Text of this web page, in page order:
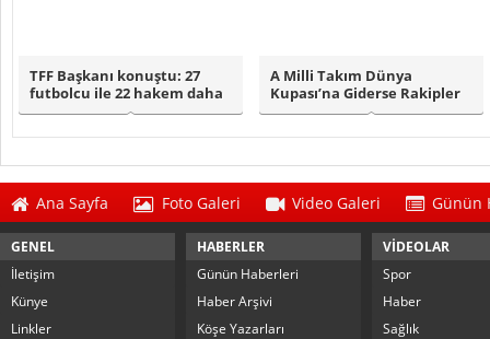
TFF Başkanı konuştu: 27
futbolcu ile 22 hakem daha
PFDK'ye s..
A Milli Takım Dünya
Kupası’na Giderse Rakipler
ve Fikstür Be..
Ana Sayfa Foto Galeri Video Galeri Günün
GENEL
İletişim
Künye
Linkler
HABERLER
Günün Haberleri
Haber Arşivi
Köşe Yazarları
VİDEOLAR
Spor
Haber
Sağlık